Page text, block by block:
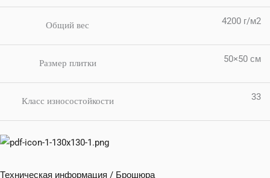
Общий вес 4200 г/м2
Размер плитки 50×50 см
Класс износостойкости 33
Техническая информация / Брошюра